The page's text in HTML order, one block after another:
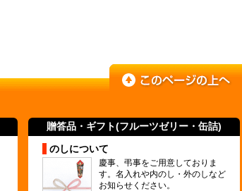
贈答品・ギフト(フルーツゼリー ・缶詰)
のしについて
慶事、弔事をご用意しておりま
す。名入れや内のし・外のしなど
お知らせください。